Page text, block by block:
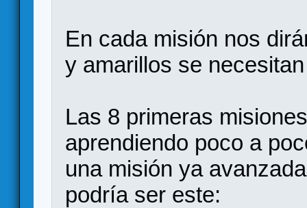
En cada misión nos
y amarillos se
Las 8 primeras
aprendiendo poco a
una misión ya
podría ser este: